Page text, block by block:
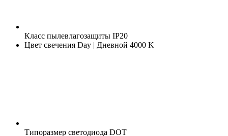
Класс пылевлагозащиты IP20
Цвет свечения Day | Дневной 4000 K
Типоразмер светодиода DOT